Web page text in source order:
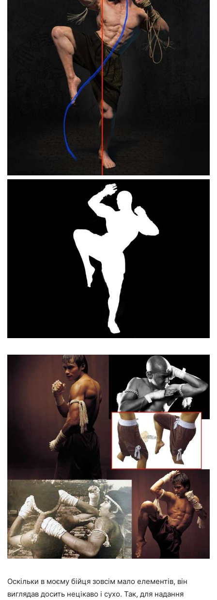
Оскільки в моєму бійця зовсім мало елементів, він
виглядав досить нецікаво і сухо. Так, для надання